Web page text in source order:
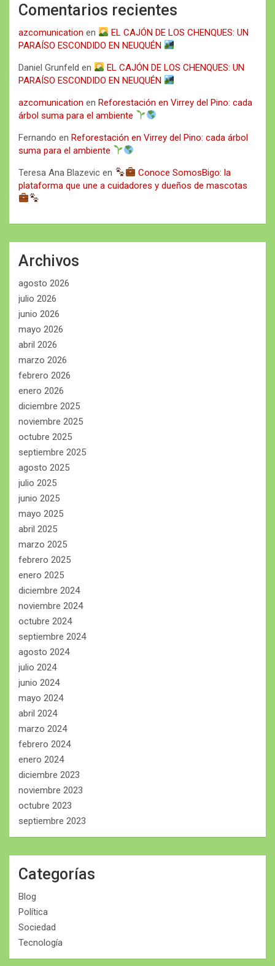
Comentarios recientes
azcomunication en
EL CAJÓN DE LOS CHENQUES: UN
PARAÍSO ESCONDIDO EN NEUQUÉN
Daniel Grunfeld en
EL CAJÓN DE LOS CHENQUES: UN
PARAÍSO ESCONDIDO EN NEUQUÉN
azcomunication en Reforestación en Virrey del Pino: cada
árbol suma para el ambiente
Fernando en Reforestación en Virrey del Pino: cada árbol
suma para el ambiente
Teresa Ana Blazevic en
Conoce SomosBigo: la
plataforma que une a cuidadores y dueños de mascotas
Archivos
agosto 2026
julio 2026
junio 2026
mayo 2026
abril 2026
marzo 2026
febrero 2026
enero 2026
diciembre 2025
noviembre 2025
octubre 2025
septiembre 2025
agosto 2025
julio 2025
junio 2025
mayo 2025
abril 2025
marzo 2025
febrero 2025
enero 2025
diciembre 2024
noviembre 2024
octubre 2024
septiembre 2024
agosto 2024
julio 2024
junio 2024
mayo 2024
abril 2024
marzo 2024
febrero 2024
enero 2024
diciembre 2023
noviembre 2023
octubre 2023
septiembre 2023
Categorías
Blog
Política
Sociedad
Tecnología